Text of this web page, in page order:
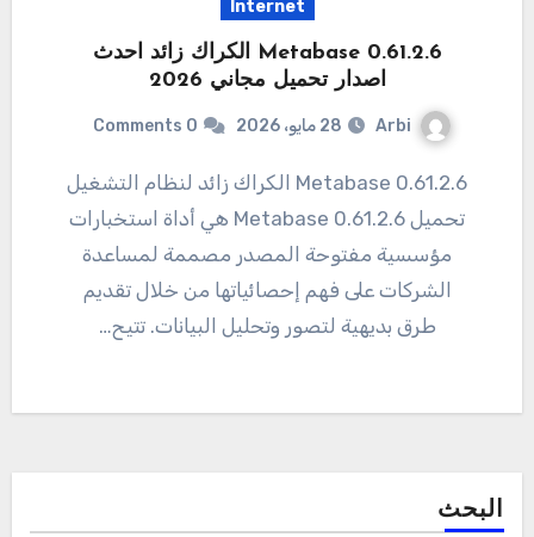
Internet
Metabase 0.61.2.6 الكراك زائد احدث
اصدار تحميل مجاني 2026
Arbi 28 مايو، 2026 0 Comments
0.61.2.6 Metabase الكراك زائد لنظام التشغيل
تحميل 0.61.2.6 Metabase هي أداة استخبارات
مؤسسية مفتوحة المصدر مصممة لمساعدة
الشركات على فهم إحصائياتها من خلال تقديم
طرق بديهية لتصور وتحليل البيانات. تتيح…
البحث